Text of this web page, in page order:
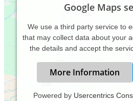
Google Maps
We use a third party service to
that may collect data about your
the details and accept the
More Information
Powered by Usercentrics